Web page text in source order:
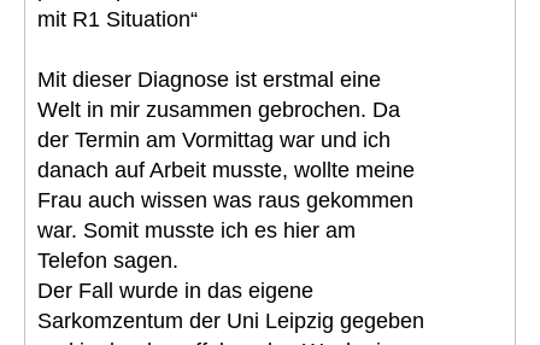
mit R1 Situation“
Mit dieser Diagnose ist erstmal eine
Welt in mir zusammen gebrochen. Da
der Termin am Vormittag war und ich
danach auf Arbeit musste, wollte meine
Frau auch wissen was raus gekommen
war. Somit musste ich es hier am
Telefon sagen.
Der Fall wurde in das eigene
Sarkomzentum der Uni Leipzig gegeben